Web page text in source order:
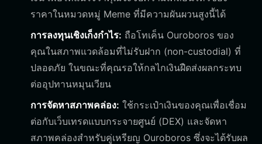
ราคาในหมวดหมู่ Meme ที่มีความผันผวนสูงนี้ได้
การลงทุนเชิงเก็งกำไร: ถือโทเค็น Ouroboros ของ
คุณในสภาพแวดล้อมที่ไม่รับฝาก (non-custodial) ที่
ปลอดภัย ในขณะที่คุณรอให้กลไกเงินฝืดส่งผลกระทบ
ต่ออุปทานหมุนเวียน
การจัดหาสภาพคล่อง: ใช้กระเป๋าเงินของคุณเพื่อเชื่อม
ต่อกับเว็บเทรดแบบกระจายศูนย์ (DEX) และจัดหา
สภาพคล่องสำหรับคู่เหรียญ Ouroboros ซึ่งจะได้รับผล